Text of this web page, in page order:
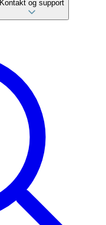
Kontakt og support